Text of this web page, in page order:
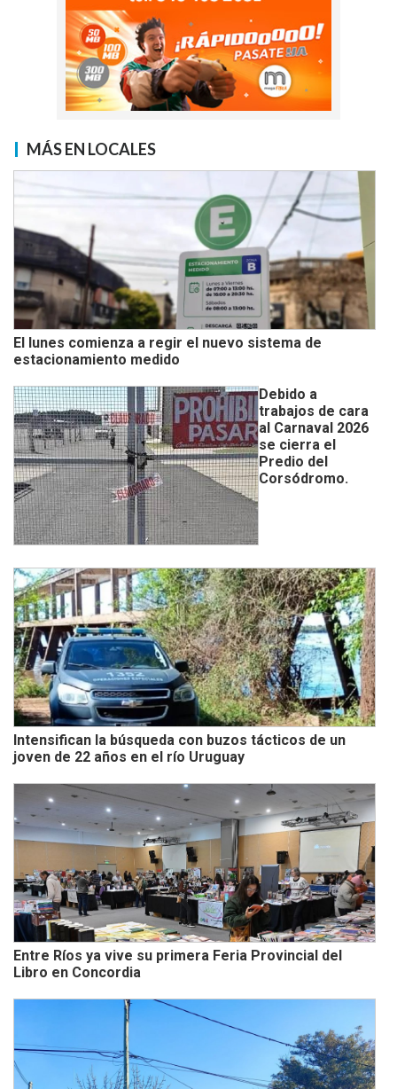
MÁS EN LOCALES
El lunes comienza a regir el nuevo sistema de
estacionamiento medido
Debido a
trabajos de cara
al Carnaval 2026
se cierra el
Predio del
Corsódromo.
Intensifican la búsqueda con buzos tácticos de un
joven de 22 años en el río Uruguay
Entre Ríos ya vive su primera Feria Provincial del
Libro en Concordia